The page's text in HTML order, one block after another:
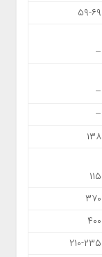
۵۹-۶۹
–
–
–
۱۳۸
۱۱۵
۳۷۰
۴۰۰
۲۱۰-۲۳۵